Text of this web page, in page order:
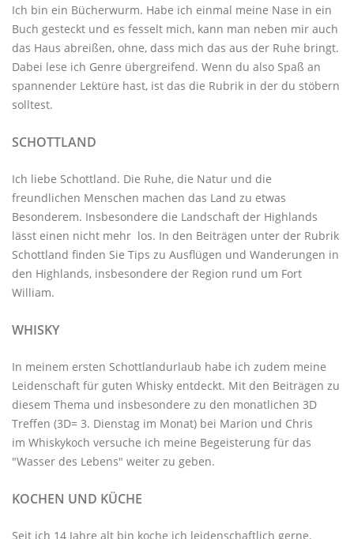
Ich bin ein Bücherwurm. Habe ich einmal meine Nase in ein
Buch gesteckt und es fesselt mich, kann man neben mir auch
das Haus abreißen, ohne, dass mich das aus der Ruhe bringt.
Dabei lese ich Genre übergreifend. Wenn du also Spaß an
spannender Lektüre hast, ist das die Rubrik in der du stöbern
solltest.
SCHOTTLAND
Ich liebe Schottland. Die Ruhe, die Natur und die
freundlichen Menschen machen das Land zu etwas
Besonderem. Insbesondere die Landschaft der Highlands
lässt einen nicht mehr los. In den Beiträgen unter der Rubrik
Schottland finden Sie Tips zu Ausflügen und Wanderungen in
den Highlands, insbesondere der Region rund um Fort
William.
WHISKY
In meinem ersten Schottlandurlaub habe ich zudem meine
Leidenschaft für guten Whisky entdeckt. Mit den Beiträgen zu
diesem Thema und insbesondere zu den monatlichen 3D
Treffen (3D= 3. Dienstag im Monat) bei Marion und Chris
im Whiskykoch versuche ich meine Begeisterung für das
"Wasser des Lebens" weiter zu geben.
KOCHEN UND KÜCHE
Seit ich 14 Jahre alt bin koche ich leidenschaftlich gerne.